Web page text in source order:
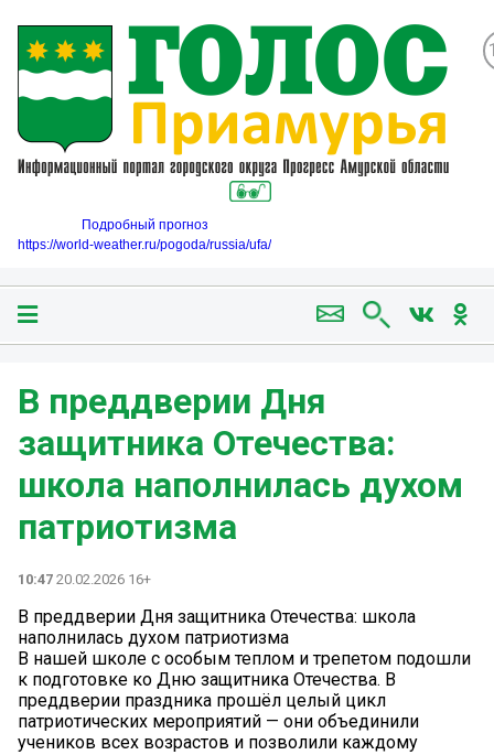
Подробный прогноз
https://world-weather.ru/pogoda/russia/ufa/
В преддверии Дня
защитника Отечества:
школа наполнилась духом
патриотизма
10:47 20.02.2026 16+
В преддверии Дня защитника Отечества: школа
наполнилась духом патриотизма
В нашей школе с особым теплом и трепетом подошли
к подготовке ко Дню защитника Отечества. В
преддверии праздника прошёл целый цикл
патриотических мероприятий — они объединили
учеников всех возрастов и позволили каждому